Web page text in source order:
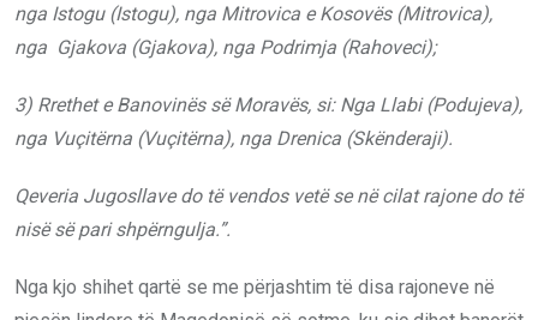
nga Istogu (Istogu), nga Mitrovica e Kosovës (Mitrovica),
nga Gjakova (Gjakova), nga Podrimja (Rahoveci);
3) Rrethet e Banovinës së Moravës, si: Nga Llabi (Podujeva),
nga Vuçitërna (Vuçitërna), nga Drenica (Skënderaji).
Qeveria Jugosllave do të vendos vetë se në cilat rajone do të
nisë së pari shpërngulja.”.
Nga kjo shihet qartë se me përjashtim të disa rajoneve në